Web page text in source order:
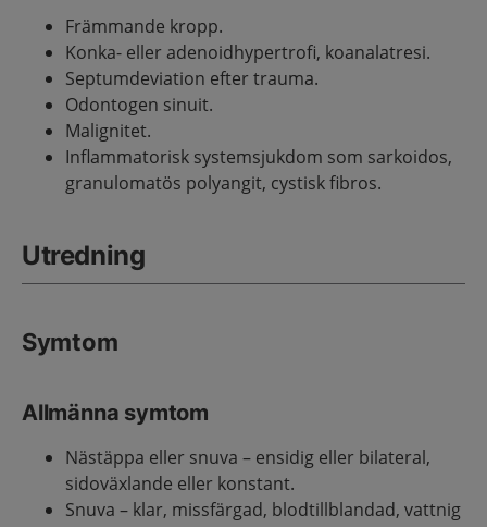
Främmande kropp.
Konka- eller adenoidhypertrofi, koanalatresi.
Septumdeviation efter trauma.
Odontogen sinuit.
Malignitet.
Inflammatorisk systemsjukdom som sarkoidos,
granulomatös polyangit, cystisk fibros.
Utredning
Symtom
Allmänna symtom
Nästäppa eller snuva – ensidig eller bilateral,
sidoväxlande eller konstant.
Snuva – klar, missfärgad, blodtillblandad, vattnig